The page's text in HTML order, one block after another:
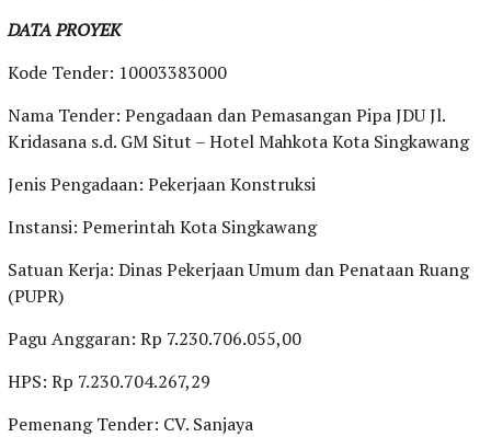
DATA PROYEK
Kode Tender: 10003383000
Nama Tender: Pengadaan dan Pemasangan Pipa JDU Jl.
Kridasana s.d. GM Situt – Hotel Mahkota Kota Singkawang
Jenis Pengadaan: Pekerjaan Konstruksi
Instansi: Pemerintah Kota Singkawang
Satuan Kerja: Dinas Pekerjaan Umum dan Penataan Ruang
(PUPR)
Pagu Anggaran: Rp 7.230.706.055,00
HPS: Rp 7.230.704.267,29
Pemenang Tender: CV. Sanjaya